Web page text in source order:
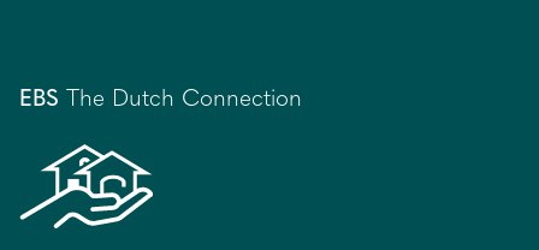
EBS The Dutch Connection